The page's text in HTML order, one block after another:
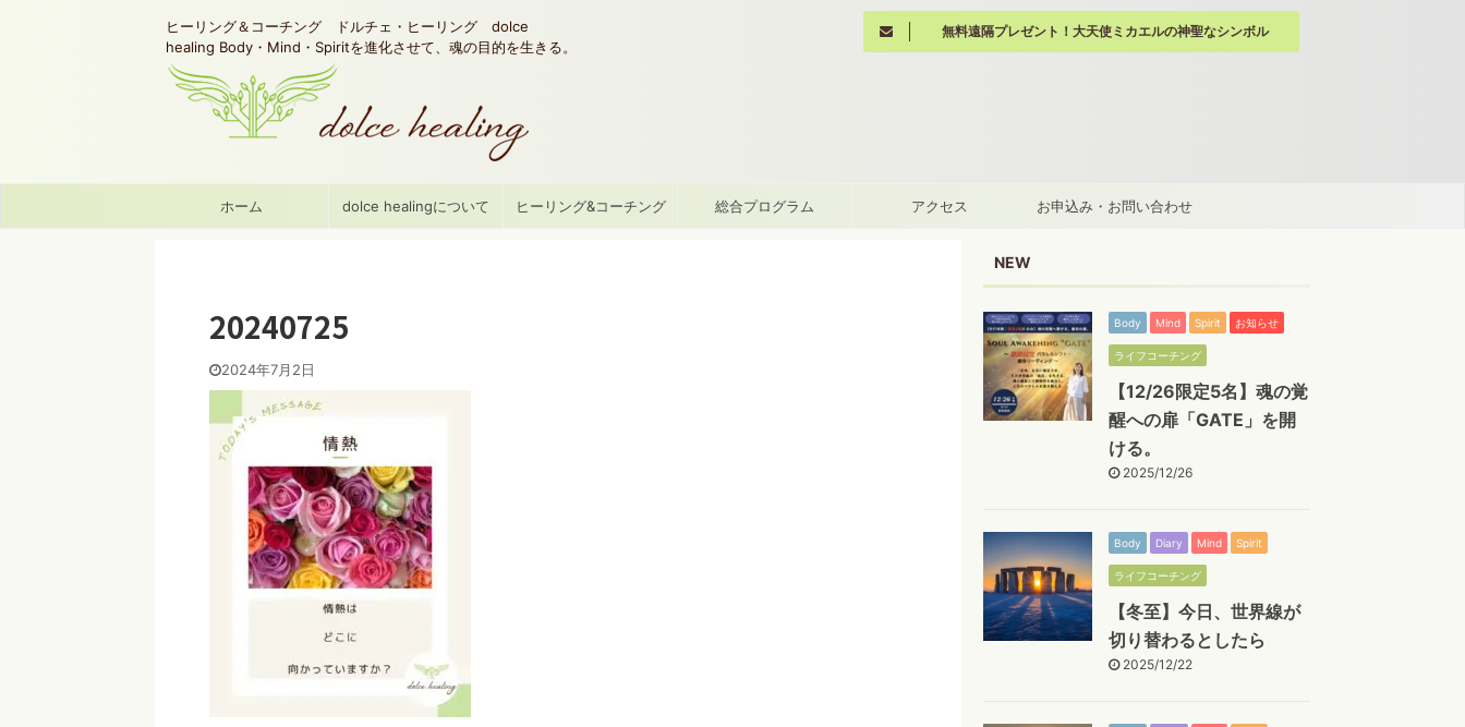
ヒーリング＆コーチング ドルチェ・ヒーリング dolce
healing Body・Mind・Spiritを進化させて、魂の目的を生きる。
無料遠隔プレゼント！大天使ミカエルの神聖なシンボル
ホーム dolce healingについて ヒーリング&コーチング 総合プログラム アクセス お申込み・お問い合わせ
20240725
2024年7月2日
NEW
Body Mind Spirit お知らせ
ライフコーチング
【12/26限定5名】魂の覚
醒への扉「GATE」を開
ける。
2025/12/26
Body Diary Mind Spirit
ライフコーチング
【冬至】今日、世界線が
切り替わるとしたら
2025/12/22